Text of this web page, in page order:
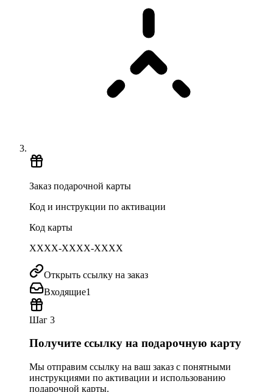
Заказ подарочной карты
Код и инструкции по активации
Код карты
XXXX-XXXX-XXXX
Открыть ссылку на заказ
Входящие1
Шаг 3
Получите ссылку на подарочную карту
Мы отправим ссылку на ваш заказ с понятными
инструкциями по активации и использованию
подарочной карты.